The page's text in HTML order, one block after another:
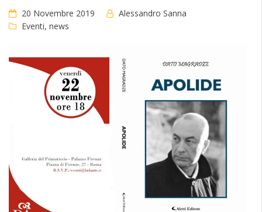
20 Novembre 2019
Alessandro Sanna
Eventi, news